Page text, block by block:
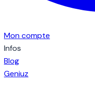
Mon compte
Infos
Blog
Geniuz